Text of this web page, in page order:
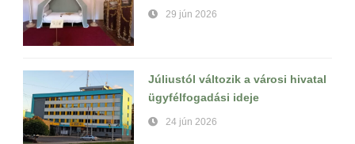
29 jún 2026
Júliustól változik a városi hivatal
ügyfélfogadási ideje
24 jún 2026